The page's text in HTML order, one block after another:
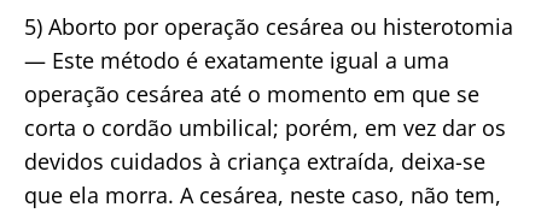
5) Aborto por operação cesárea ou histerotomia
— Este método é exatamente igual a uma
operação cesárea até o momento em que se
corta o cordão umbilical; porém, em vez dar os
devidos cuidados à criança extraída, deixa-se
que ela morra. A cesárea, neste caso, não tem,